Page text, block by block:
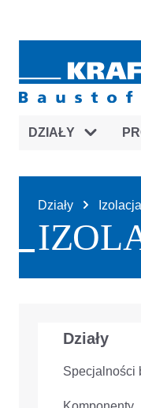
DZIAŁY
Działy Izolacja
Działy
Specjalności